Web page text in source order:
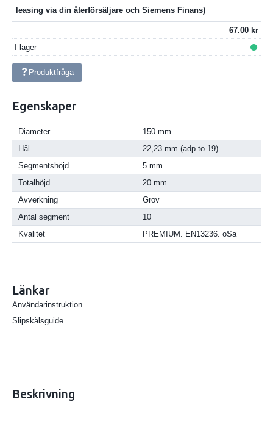
67.00
I lager
Produktfråga
Egenskaper
Diameter
150 mm
Hål
22,23 mm (adp to 19)
Segmentshöjd
5 mm
Totalhöjd
20 mm
Avverkning
Grov
Antal segment
10
Kvalitet
PREMIUM. EN13236. oSa
Länkar
Användarinstruktion
Slipskålsguide
Beskrivning